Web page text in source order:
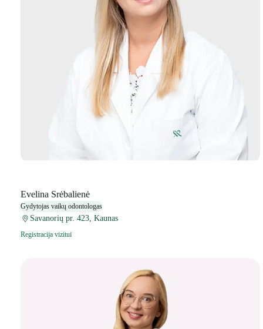
Evelina Srėbalienė
Gydytojas vaikų odontologas
Savanorių pr. 423, Kaunas
Registracija vizitui